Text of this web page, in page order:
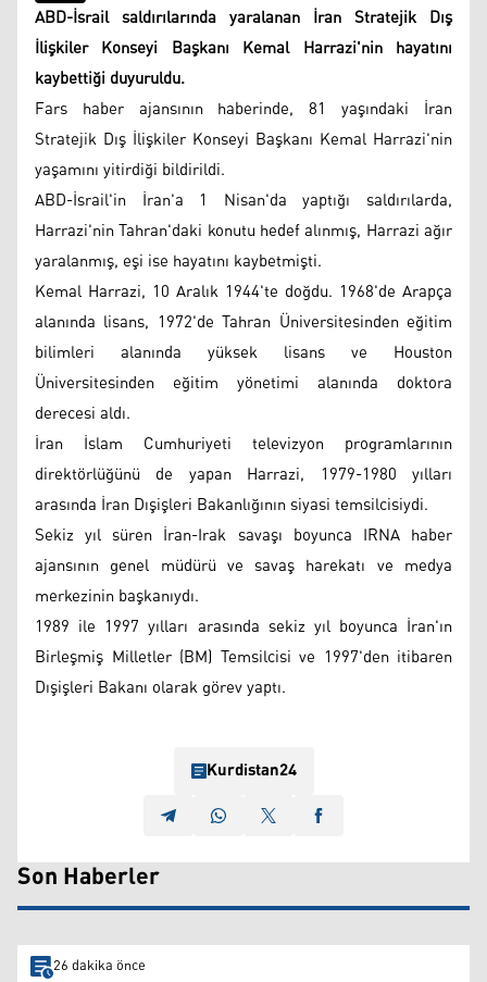
ABD-İsrail saldırılarında yaralanan İran Stratejik Dış
İlişkiler Konseyi Başkanı Kemal Harrazi'nin hayatını
kaybettiği duyuruldu.
Fars haber ajansının haberinde, 81 yaşındaki İran
Stratejik Dış İlişkiler Konseyi Başkanı Kemal Harrazi'nin
yaşamını yitirdiği bildirildi.
ABD-İsrail'in İran'a 1 Nisan'da yaptığı saldırılarda,
Harrazi'nin Tahran'daki konutu hedef alınmış, Harrazi ağır
yaralanmış, eşi ise hayatını kaybetmişti.
Kemal Harrazi, 10 Aralık 1944'te doğdu. 1968'de Arapça
alanında lisans, 1972'de Tahran Üniversitesinden eğitim
bilimleri alanında yüksek lisans ve Houston
Üniversitesinden eğitim yönetimi alanında doktora
derecesi aldı.
İran İslam Cumhuriyeti televizyon programlarının
direktörlüğünü de yapan Harrazi, 1979-1980 yılları
arasında İran Dışişleri Bakanlığının siyasi temsilcisiydi.
Sekiz yıl süren İran-Irak savaşı boyunca IRNA haber
ajansının genel müdürü ve savaş harekatı ve medya
merkezinin başkanıydı.
1989 ile 1997 yılları arasında sekiz yıl boyunca İran'ın
Birleşmiş Milletler (BM) Temsilcisi ve 1997'den itibaren
Dışişleri Bakanı olarak görev yaptı.
Kurdistan24
Son Haberler
26 dakika önce